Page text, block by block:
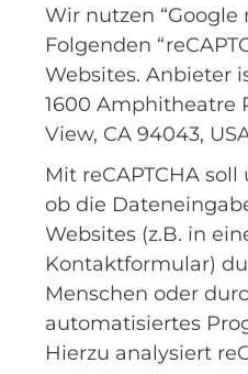
Wir nutzen “Google
Folgenden
Websites. Anbieter
1600 Amphitheatre
View, CA 94043,
Mit reCAPTCHA
ob die
Websites (z.B. in
Kontaktformular)
Menschen oder
automatisiertes
Hierzu analysiert